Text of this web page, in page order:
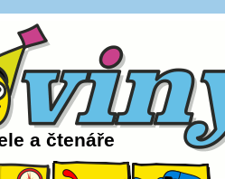
a čtenáře